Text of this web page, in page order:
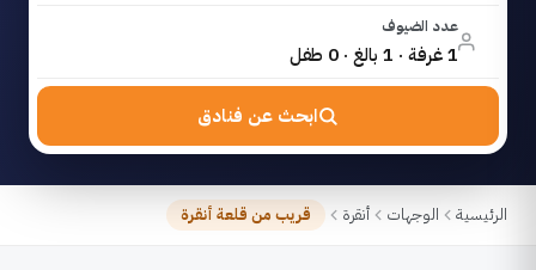
عدد الضيوف
1 غرفة · 1 بالغ · 0 طفل
ابحث عن فنادق
الرئيسية الوجهات أنقرة قريب من قلعة أنقرة